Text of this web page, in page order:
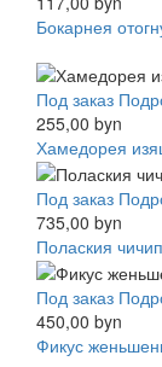
Бокарнея
Под заказ
255,00 byn
Хамедорея
Под заказ
735,00 byn
Полаския
Под заказ
450,00 byn
Фикус